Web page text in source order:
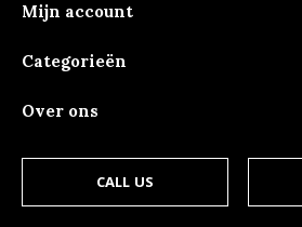
Mijn account
Categorieën
Over ons
CALL US